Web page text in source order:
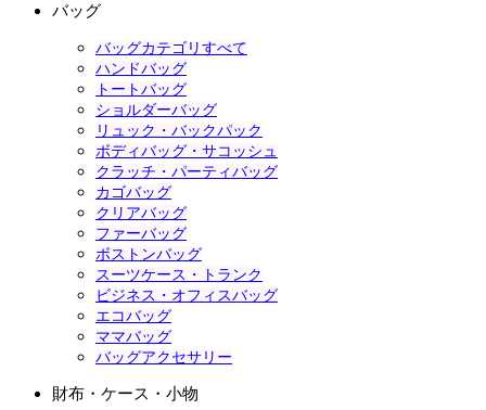
バッグ
バッグカテゴリすべて
ハンドバッグ
トートバッグ
ショルダーバッグ
リュック・バックパック
ボディバッグ・サコッシュ
クラッチ・パーティバッグ
カゴバッグ
クリアバッグ
ファーバッグ
ボストンバッグ
スーツケース・トランク
ビジネス・オフィスバッグ
エコバッグ
ママバッグ
バッグアクセサリー
財布・ケース・小物